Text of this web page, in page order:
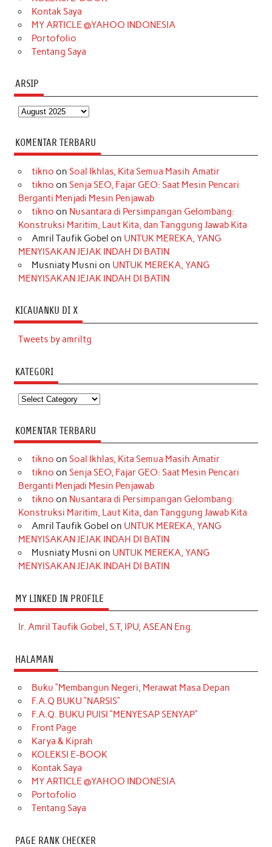
m
Kontak Saya
MY ARTICLE @YAHOO INDONESIA
Portofolio
Tentang Saya
ARSIP
Arsip
KOMENTAR TERBARU
tikno on Soal Ikhlas, Kita Semua Masih Amatir
tikno on Senja SEO, Fajar GEO: Saat Mesin Pencari
Berganti Menjadi Mesin Penjawab
tikno on Nusantara di Persimpangan Gelombang:
Konstruksi Maritim, Laut Kita, dan Tanggung Jawab Kita
Amril Taufik Gobel on UNTUK MEREKA, YANG
MENYISAKAN JEJAK INDAH DI BATIN
Musniaty Musni on UNTUK MEREKA, YANG
MENYISAKAN JEJAK INDAH DI BATIN
KICAUANKU DI X
Tweets by amriltg
KATEGORI
Kategori
KOMENTAR TERBARU
tikno on Soal Ikhlas, Kita Semua Masih Amatir
tikno on Senja SEO, Fajar GEO: Saat Mesin Pencari
Berganti Menjadi Mesin Penjawab
tikno on Nusantara di Persimpangan Gelombang:
Konstruksi Maritim, Laut Kita, dan Tanggung Jawab Kita
Amril Taufik Gobel on UNTUK MEREKA, YANG
MENYISAKAN JEJAK INDAH DI BATIN
Musniaty Musni on UNTUK MEREKA, YANG
MENYISAKAN JEJAK INDAH DI BATIN
MY LINKED IN PROFILE
Ir. Amril Taufik Gobel, S.T, IPU, ASEAN Eng.
HALAMAN
Buku “Membangun Negeri, Merawat Masa Depan
F.A.Q BUKU “NARSIS”
F.A.Q. BUKU PUISI “MENYESAP SENYAP”
Front Page
Karya & Kiprah
KOLEKSI E-BOOK
Kontak Saya
MY ARTICLE @YAHOO INDONESIA
Portofolio
Tentang Saya
PAGE RANK CHECKER